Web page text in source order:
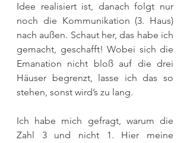
Idee realisiert ist, danach folgt nur
noch die Kommunikation (3. Haus)
nach außen. Schaut her, das habe ich
gemacht, geschafft! Wobei sich die
Emanation nicht bloß auf die drei
Häuser begrenzt, lasse ich das so
stehen, sonst wird’s zu lang.
Ich habe mich gefragt, warum die
Zahl 3 und nicht 1. Hier meine